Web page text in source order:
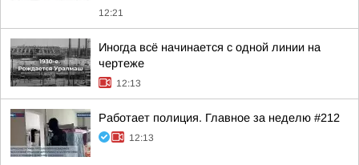
12:21
Иногда всё начинается с одной линии на
чертеже
12:13
Работает полиция. Главное за неделю #212
12:13